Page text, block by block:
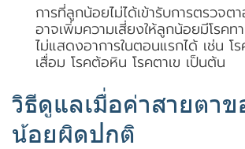
การที่ลูกน้อยไม่ได้เข้ารับการตรวจต
อาจเพิ่มความเสี่ยงให้ลูกน้อยมีโรค
ไม่แสดงอาการในตอนแรกได้ เช่น โ
เสื่อม โรคต้อหิน โรคตาเข เป็นต้น
วิธีดูแลเมื่อค่าสายตาข
น้อยผิดปกติ